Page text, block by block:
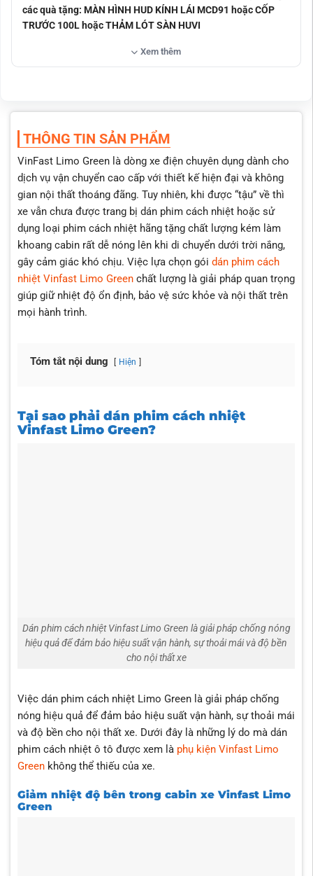
các quà tặng: MÀN HÌNH HUD KÍNH LÁI MCD91 hoặc CỐP
TRƯỚC 100L hoặc THẢM LÓT SÀN HUVI
chứng nhận và kiểm định rõ ràng.
Giá cả rõ ràng, minh bạch, không phát sinh thêm chi phí
trong quá trình thi công.
Được trực tiếp test phim bằng các thiết bị tại cửa hàng
giúp khách hàng có cái nhìn chân thực nhất.
Thi công chuẩn kỹ thuật bởi đội ngũ kỹ thuật viên lành
nghề đảm bảo độ bám dính, thẩm mỹ và độ bền cao.
Hỗ trợ dán phim tận nơi tại nhà cho khách bận rộn, tiện lợi
và tiết kiệm thời gian.
Chính sách bảo hành rõ ràng, đầy đủ theo từng dòng cách
nhiệt
Nhân viên tư vấn tận tình, giải đáp mọi thắc mắc, hỗ trợ
chọn gói dán phù hợp nhất với nhu cầu và ngân sách.
giảm gánh nặng tài chính ban đầu.
Cung cấp hóa đơn, chứng từ đầy đủ đối với khách hàng
cần xuất hóa đơn VAT.
Xem thêm
THÔNG TIN SẢN PHẨM
VinFast Limo Green là dòng xe điện chuyên dụng dành cho
dịch vụ vận chuyển cao cấp với thiết kế hiện đại và không
gian nội thất thoáng đãng. Tuy nhiên, khi được “tậu” về thì
xe vẫn chưa được trang bị dán phim cách nhiệt hoặc sử
dụng loại phim cách nhiệt hãng tặng chất lượng kém làm
khoang cabin rất dễ nóng lên khi di chuyển dưới trời nắng,
gây cảm giác khó chịu. Việc lựa chọn gói dán phim cách
nhiệt Vinfast Limo Greenchất lượng là giải pháp quan trọng
giúp giữ nhiệt độ ổn định, bảo vệ sức khỏe và nội thất trên
mọi hành trình.
Tóm tắt nội dung Hiện
Tại sao phải dán phim cách nhiệt
Vinfast Limo Green?
Dán phim cách nhiệt Vinfast Limo Green là giải pháp chống nóng
hiệu quả để đảm bảo hiệu suất vận hành, sự thoải mái và độ bền
cho nội thất xe
Việc dán phim cách nhiệt Limo Green là giải pháp chống
nóng hiệu quả để đảm bảo hiệu suất vận hành, sự thoải mái
và độ bền cho nội thất xe. Dưới đây là những lý do mà dán
phim cách nhiệt ô tô được xem là phụ kiện Vinfast Limo
Greenkhông thể thiếu của xe.
Giảm nhiệt độ bên trong cabin xe Vinfast Limo
Green